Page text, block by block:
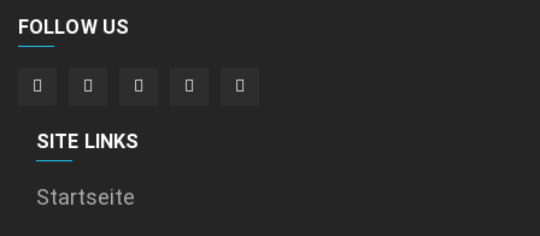
FOLLOW US
SITE LINKS
Startseite